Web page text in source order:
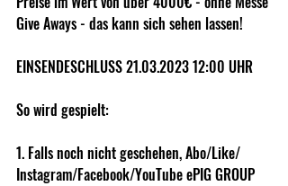
Give Aways - das kann sich sehen lassen!
EINSENDESCHLUSS 21.03.2023 12:00 UHR
So wird gespielt:
1. Falls noch nicht geschehen, Abo/Like/
Instagram/Facebook/YouTube ePIG GROUP